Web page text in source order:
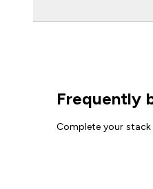
Frequently
Complete your